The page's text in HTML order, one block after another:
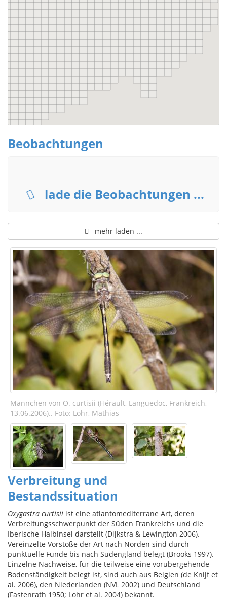
Männchen von O. curtisii (Hérault, Languedoc, Frankreich,
13.06.2006).. Foto: Lohr, Mathias
Verbreitung und
Bestandssituation
Oxygastra curtisii ist eine atlantomediterrane Art, deren
Verbreitungsschwerpunkt der Süden Frankreichs und die
Iberische Halbinsel darstellt (Dijkstra & Lewington 2006).
Vereinzelte Vorstöße der Art nach Norden sind durch
punktuelle Funde bis nach Südengland belegt (Brooks 1997).
Einzelne Nachweise, für die teilweise eine vorübergehende
Bodenständigkeit belegt ist, sind auch aus Belgien (de Knijf et
al. 2006), den Niederlanden (NVL 2002) und Deutschland
(Fastenrath 1950; Lohr et al. 2004) bekannt.
Beobachtungen
lade die Beobachtungen ...
mehr laden ...